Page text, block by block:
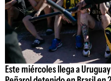
Este miércoles llega a